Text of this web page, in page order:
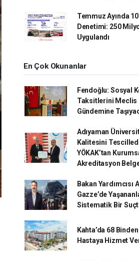
Temmuz Ayında
Denetimi: 250
Uygulandı
En Çok Okunanlar
Fendoğlu: Sosyal
Taksitlerini Meclis
Gündemine
Adıyaman
Kalitesini
YÖKAK’tan
Akreditasyon
Bakan Yardımcısı
Gazze’de
Sistematik Bir
Kahta’da 68
Hastaya Hizmet